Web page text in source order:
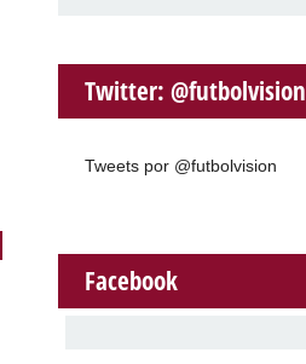
Twitter: @futbolvision
Tweets por @futbolvision
Facebook